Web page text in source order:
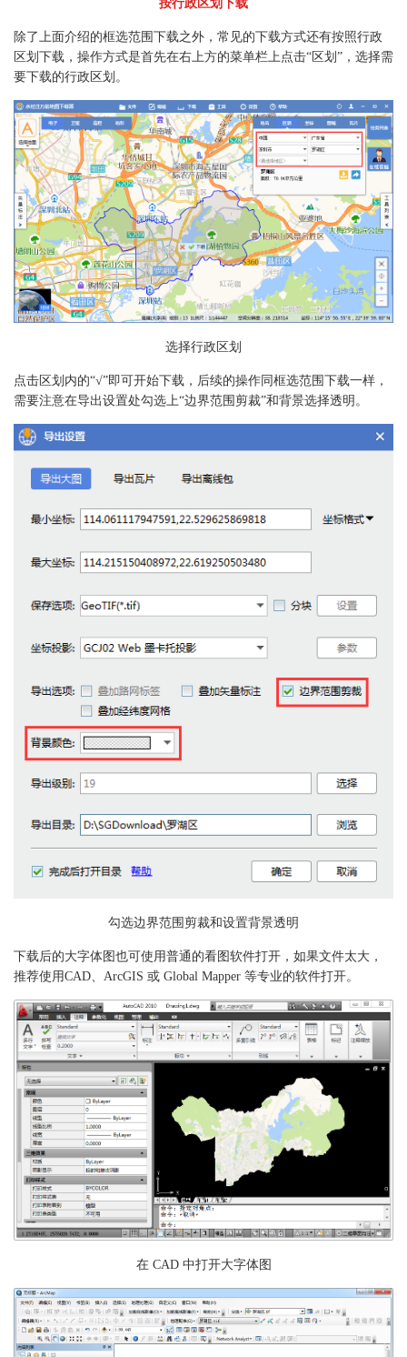
按行政区划下载
除了上面介绍的框选范围下载之外，常见的下载方式还有按照行政
区划下载，操作方式是首先在右上方的菜单栏上点击“区划”，选择需
要下载的行政区划。
选择行政区划
点击区划内的“√”即可开始下载，后续的操作同框选范围下载一样，
需要注意在导出设置处勾选上“边界范围剪裁”和背景选择透明。
勾选边界范围剪裁和设置背景透明
下载后的大字体图也可使用普通的看图软件打开，如果文件太大，
推荐使用CAD、ArcGIS 或 Global Mapper 等专业的软件打开。
在 CAD 中打开大字体图